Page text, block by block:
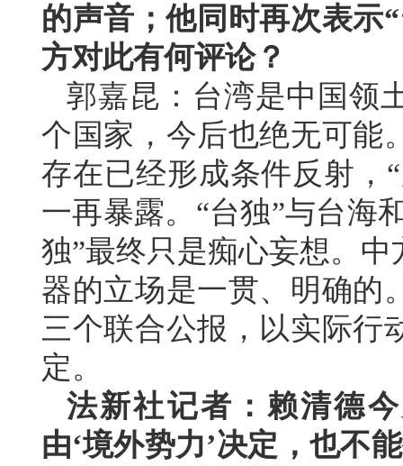
的声音；他同时再次表示
方对此有何评论？
郭嘉昆：台湾是中国领
个国家，今后也绝无可能
存在已经形成条件反射，
一再暴露。“台独”与台海
独”最终只是痴心妄想。
器的立场是一贯、明确的
三个联合公报，以实际行
定。
法新社记者：赖清德
由‘境外势力’决定，也不